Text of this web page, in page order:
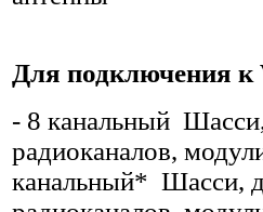
Для подключения к
- 8 канальный
радиоканалов,
канальный* Шасси,